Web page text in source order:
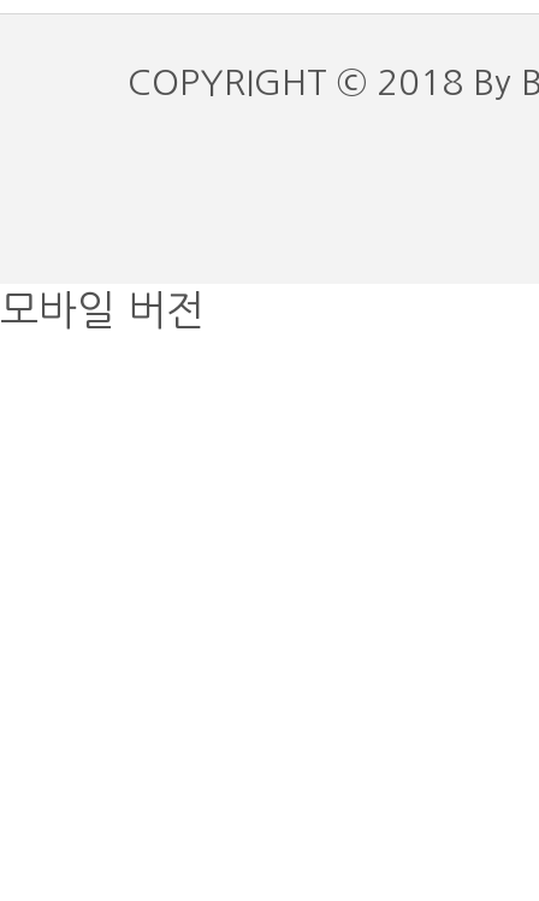
COPYRIGHT © 2018 By
모바일 버전